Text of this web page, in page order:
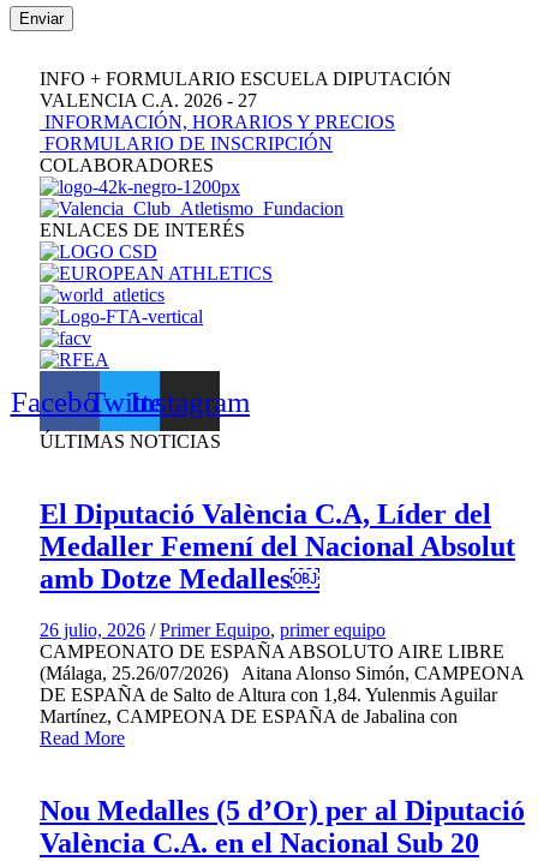
Enviar
INFO + FORMULARIO ESCUELA DIPUTACIÓN
VALENCIA C.A. 2026 - 27
INFORMACIÓN, HORARIOS Y PRECIOS
FORMULARIO DE INSCRIPCIÓN
COLABORADORES
ENLACES DE INTERÉS
FacebookTwitterInstagram
ÚLTIMAS NOTICIAS
El Diputació València C.A, Líder del
Medaller Femení del Nacional Absolut
amb Dotze Medalles￼
26 julio, 2026 / Primer Equipo, primer equipo
CAMPEONATO DE ESPAÑA ABSOLUTO AIRE LIBRE
(Málaga, 25.26/07/2026) Aitana Alonso Simón, CAMPEONA
DE ESPAÑA de Salto de Altura con 1,84. Yulenmis Aguilar
Martínez, CAMPEONA DE ESPAÑA de Jabalina con
Read More
Nou Medalles (5 d’Or) per al Diputació
València C.A. en el Nacional Sub 20